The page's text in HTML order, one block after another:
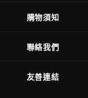
購物須知
聯絡我們
友善連結